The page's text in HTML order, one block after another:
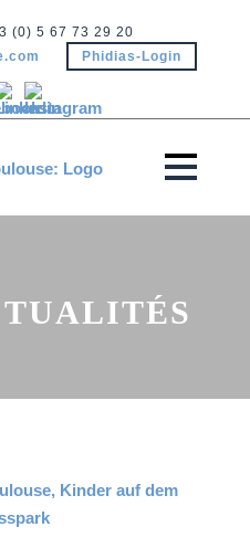
(0) 5 67 73 29 20
Phidias-Login